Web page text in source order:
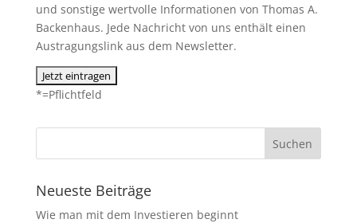
und sonstige wertvolle Informationen von Thomas A.
Backenhaus. Jede Nachricht von uns enthält einen
Austragungslink aus dem Newsletter.
*=Pflichtfeld
Neueste Beiträge
Wie man mit dem Investieren beginnt